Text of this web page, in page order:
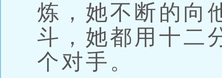
炼，她不断的向
斗，她都用十二
个对手。